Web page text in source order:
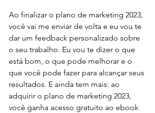
Ao finalizar o plano de marketing 2023,
você vai me enviar de volta e eu vou te
dar um feedback personalizado sobre
o seu trabalho. Eu vou te dizer o que
está bom, o que pode melhorar e o
que você pode fazer para alcançar seus
resultados. E ainda tem mais: ao
adquirir o plano de marketing 2023,
você ganha acesso gratuito ao ebook